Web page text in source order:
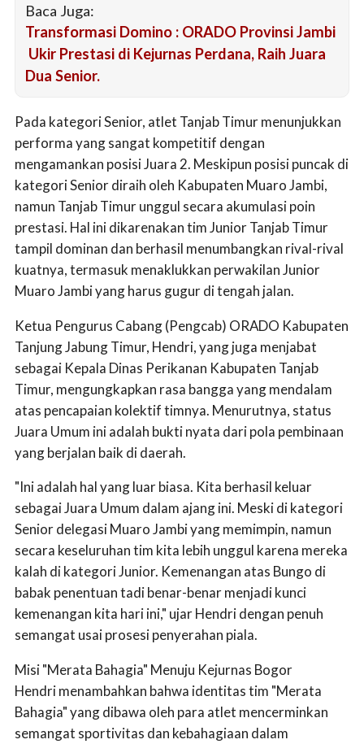
Baca Juga:
Transformasi Domino : ORADO Provinsi Jambi
Ukir Prestasi di Kejurnas Perdana, Raih Juara
Dua Senior.
Pada kategori Senior, atlet Tanjab Timur menunjukkan
performa yang sangat kompetitif dengan
mengamankan posisi Juara 2. Meskipun posisi puncak di
kategori Senior diraih oleh Kabupaten Muaro Jambi,
namun Tanjab Timur unggul secara akumulasi poin
prestasi. Hal ini dikarenakan tim Junior Tanjab Timur
tampil dominan dan berhasil menumbangkan rival-rival
kuatnya, termasuk menaklukkan perwakilan Junior
Muaro Jambi yang harus gugur di tengah jalan.
Ketua Pengurus Cabang (Pengcab) ORADO Kabupaten
Tanjung Jabung Timur, Hendri, yang juga menjabat
sebagai Kepala Dinas Perikanan Kabupaten Tanjab
Timur, mengungkapkan rasa bangga yang mendalam
atas pencapaian kolektif timnya. Menurutnya, status
Juara Umum ini adalah bukti nyata dari pola pembinaan
yang berjalan baik di daerah.
​"Ini adalah hal yang luar biasa. Kita berhasil keluar
sebagai Juara Umum dalam ajang ini. Meski di kategori
Senior delegasi Muaro Jambi yang memimpin, namun
secara keseluruhan tim kita lebih unggul karena mereka
kalah di kategori Junior. Kemenangan atas Bungo di
babak penentuan tadi benar-benar menjadi kunci
kemenangan kita hari ini," ujar Hendri dengan penuh
semangat usai prosesi penyerahan piala.
Misi "Merata Bahagia" Menuju Kejurnas Bogor
Hendri menambahkan bahwa identitas tim "Merata
Bahagia" yang dibawa oleh para atlet mencerminkan
semangat sportivitas dan kebahagiaan dalam